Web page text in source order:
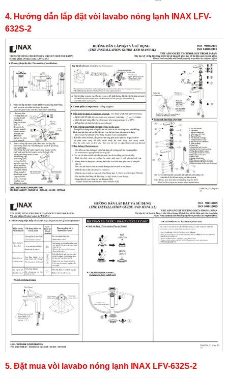
4. Hướng dẫn lắp đặt vòi lavabo nóng lạnh INAX LFV-
632S-2
5. Đặt mua vòi lavabo nóng lạnh INAX LFV-632S-2